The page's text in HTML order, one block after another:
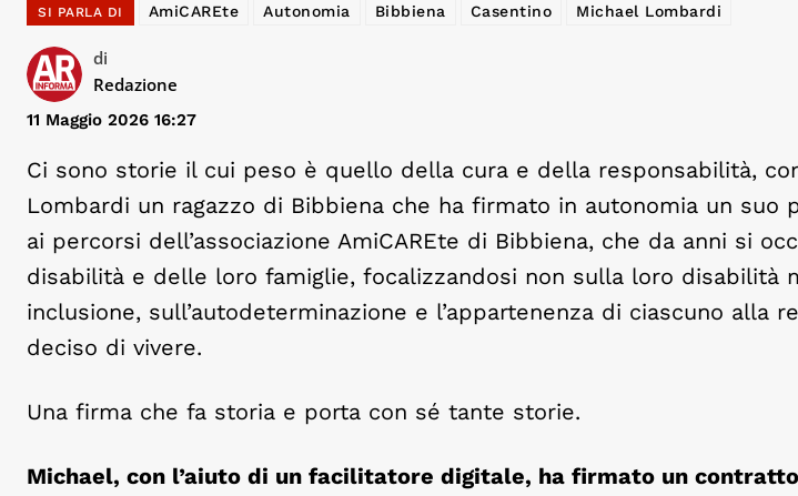
SI PARLA DI AmiCAREte Autonomia Bibbiena Casentino Michael Lombardi
di
Redazione
11 Maggio 2026 16:27
Ci sono storie il cui peso è quello della cura e della responsabilità,
Lombardi un ragazzo di Bibbiena che ha firmato in autonomia un suo
ai percorsi dell’associazione AmiCAREte di Bibbiena, che da anni si
disabilità e delle loro famiglie, focalizzandosi non sulla loro disabilità
inclusione, sull’autodeterminazione e l’appartenenza di ciascuno alla
deciso di vivere.
Una firma che fa storia e porta con sé tante storie.
Michael, con l’aiuto di un facilitatore digitale, ha firmato un contratto